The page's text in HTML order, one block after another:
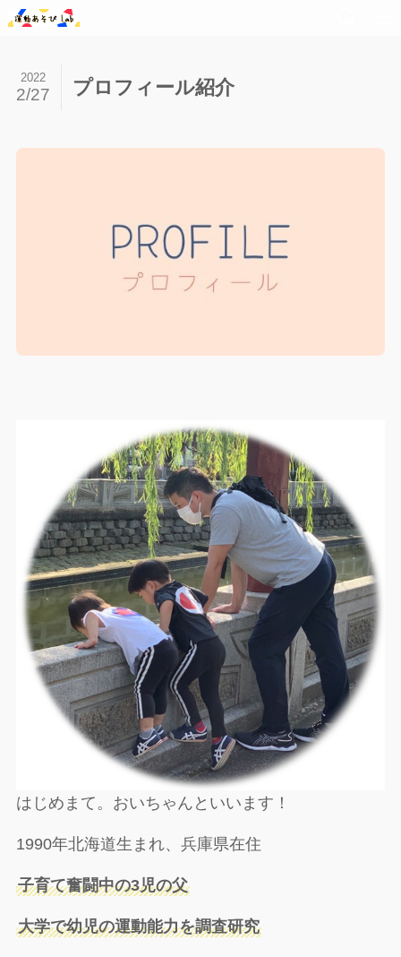
プロフィール紹介
2022
2/27
はじめまて。おいちゃんといいます！
1990年北海道生まれ、兵庫県在住
子育て奮闘中の3児の父
大学で幼児の運動能力を調査研究